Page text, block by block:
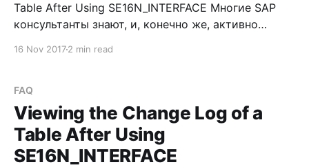
Table After Using SE16N_INTERFACE Многие SAP
консультанты знают, и, конечно же, активно
метод применим и широко распространен, если у
вас есть на это полномочия, а также
16 Nov 20172 min read
FAQ
Viewing the Change Log of a
Table After Using
SE16N_INTERFACE